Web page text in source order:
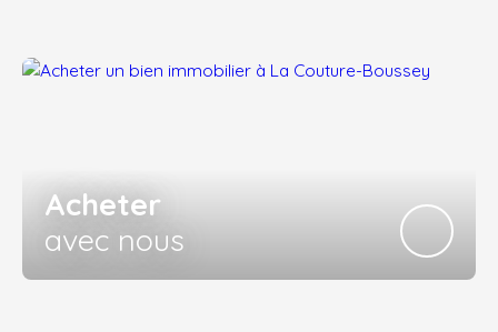
Acheter
avec nous